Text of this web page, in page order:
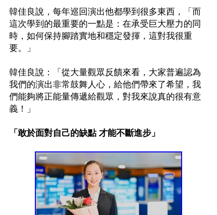
韓佳良說，每年巡回演出他都學到很多東西，「而
這次學到的最重要的一點是：在承受巨大壓力的同
時，如何保持腳踏實地和穩定發揮，這對我很重
要。」
韓佳良說：「從大量觀眾反饋來看，大家普遍認為
我們的演出非常鼓舞人心，給他們帶來了希望，我
們能夠將正能量傳遞給觀眾，對我來說真的很有意
義！」
「敢於面對自己的缺點 才能不斷進步」